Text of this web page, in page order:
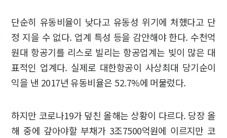
단순히 유동비율이 낮다고 유동성 위기에 처했다고 단
정 지을 수 없다. 업계 특성 등을 감안해야 한다. 수천억
원대 항공기를 리스로 빌리는 항공업계는 빚이 많은 대
표적인 업계다. 실제로 대한항공이 사상최대 당기순이
익을 낸 2017년 유동비율은 52.7%에 머물렀다.
하지만 코로나19가 덮친 올해는 상황이 다르다. 당장 올
해 중에 갚아야할 부채가 3조7500억원에 이르지만 코